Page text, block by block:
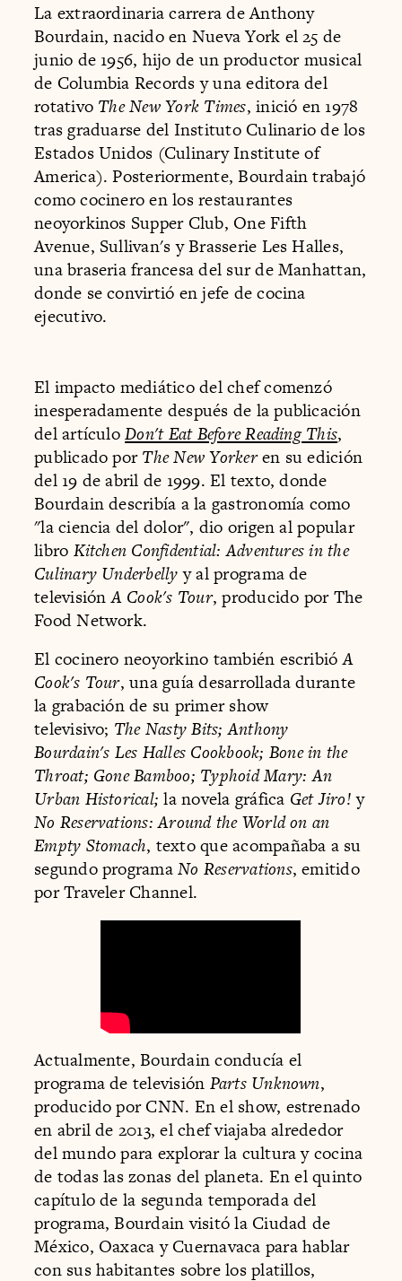
La extraordinaria carrera de Anthony
Bourdain, nacido en Nueva York el 25 de
junio de 1956, hijo de un productor musical
de Columbia Records y una editora del
rotativo The New York Times, inició en 1978
tras graduarse del Instituto Culinario de los
Estados Unidos (Culinary Institute of
America). Posteriormente, Bourdain trabajó
como cocinero en los restaurantes
neoyorkinos Supper Club, One Fifth
Avenue, Sullivan's y Brasserie Les Halles,
una braseria francesa del sur de Manhattan,
donde se convirtió en jefe de cocina
ejecutivo.
El impacto mediático del chef comenzó
inesperadamente después de la publicación
del artículoDon't Eat Before Reading This,
publicado porThe New Yorkeren su edición
del 19 de abril de 1999. El texto, donde
Bourdain describía a la gastronomía como
"la ciencia del dolor", dio origen al popular
libro Kitchen Confidential: Adventures in the
Culinary Underbellyy al programa de
televisiónA Cook's Tour, producido por The
Food Network.
El cocinero neoyorkino también escribióA
Cook's Tour, una guía desarrollada durante
la grabación de su primer show
televisivo; The Nasty Bits; Anthony
Bourdain's Les Halles Cookbook; Bone in the
Throat; Gone Bamboo; Typhoid Mary: An
Urban Historical; la novela gráfica Get Jiro!y
No Reservations: Around the World on an
Empty Stomach, texto que acompañaba a su
segundo programaNo Reservations, emitido
por Traveler Channel.
Actualmente, Bourdain conducía el
programa de televisión Parts Unknown,
producido por CNN. En el show, estrenado
en abril de 2013, el chef viajaba alrededor
del mundo para explorar la cultura y cocina
de todas las zonas del planeta. En el quinto
capítulo de la segunda temporada del
programa, Bourdain visitó la Ciudad de
México, Oaxaca y Cuernavaca para hablar
con sus habitantes sobre los platillos,